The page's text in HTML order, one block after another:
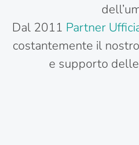
Dal 2011 Partner
costantemente il
e supporto